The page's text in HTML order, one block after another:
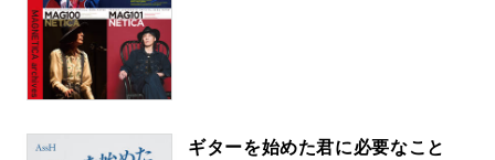
ギターを始めた君に必要なこと